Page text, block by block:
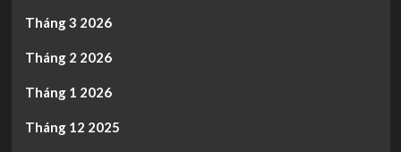
Tháng 3 2026
Tháng 2 2026
Tháng 1 2026
Tháng 12 2025